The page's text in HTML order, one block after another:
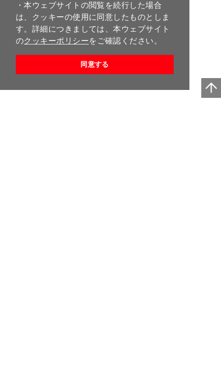
・本ウェブサイトの閲覧を続行した場合
は、クッキーの使用に同意したものとしま
す。詳細につきましては、本ウェブサイト
のクッキーポリシーをご確認ください。
同意する